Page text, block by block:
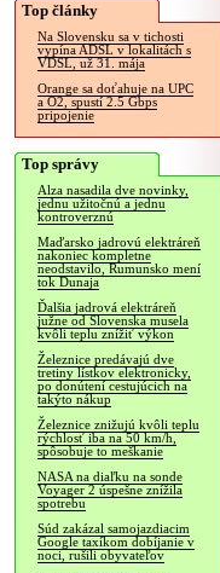
Top články
Na Slovensku sa v tichosti
vypína ADSL v lokalitách s
VDSL, už 31. mája
Orange sa doťahuje na UPC
a O2, spustí 2.5 Gbps
pripojenie
Top správy
Alza nasadila dve novinky,
jednu užitočnú a jednu
kontroverznú
Maďarsko jadrovú elektráreň
nakoniec kompletne
neodstavilo, Rumunsko mení
tok Dunaja
Ďalšia jadrová elektráreň
južne od Slovenska musela
kvôli teplu znížiť výkon
Železnice predávajú dve
tretiny lístkov elektronicky,
po donútení cestujúcich na
takýto nákup
Železnice znižujú kvôli teplu
rýchlosť iba na 50 km/h,
spôsobuje to meškanie
NASA na diaľku na sonde
Voyager 2 úspešne znížila
spotrebu
Súd zakázal samojazdiacim
Google taxíkom dobíjanie v
noci, rušili obyvateľov